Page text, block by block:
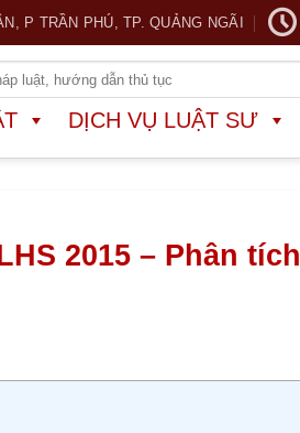
P TRẦN PHÚ, TP. QUẢNG NGÃI
DỊCH VỤ LUẬT SƯ
2015 – Phân tích